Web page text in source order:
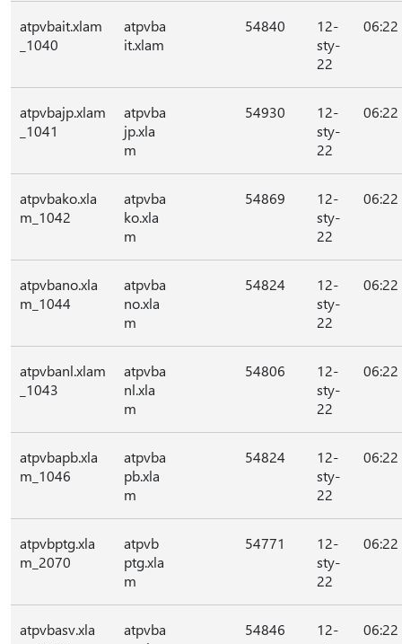
atpvbait.xlam
_1040
atpvba
it.xlam
54840
12-
sty-
22
06:22
atpvbajp.xlam
_1041
atpvba
jp.xla
m
54930
12-
sty-
22
06:22
atpvbako.xla
m_1042
atpvba
ko.xla
m
54869
12-
sty-
22
06:22
atpvbano.xla
m_1044
atpvba
no.xla
m
54824
12-
sty-
22
06:22
atpvbanl.xlam
_1043
atpvba
nl.xla
m
54806
12-
sty-
22
06:22
atpvbapb.xla
m_1046
atpvba
pb.xla
m
54824
12-
sty-
22
06:22
atpvbptg.xla
m_2070
atpvb
ptg.xla
m
54771
12-
sty-
22
06:22
atpvbasv.xla
atpvba
54846
12-
06:22